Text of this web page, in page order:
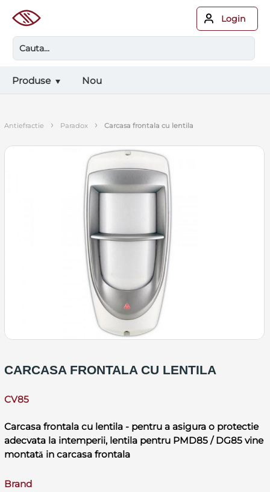
Login
Produse Nou
antiefractie › paradox › carcasa frontala cu lentila
CARCASA FRONTALA CU LENTILA
CV85
Carcasa frontala cu lentila - pentru a asigura o protectie
adecvata la intemperii, lentila pentru PMD85 / DG85 vine
montată in carcasa frontala
Brand